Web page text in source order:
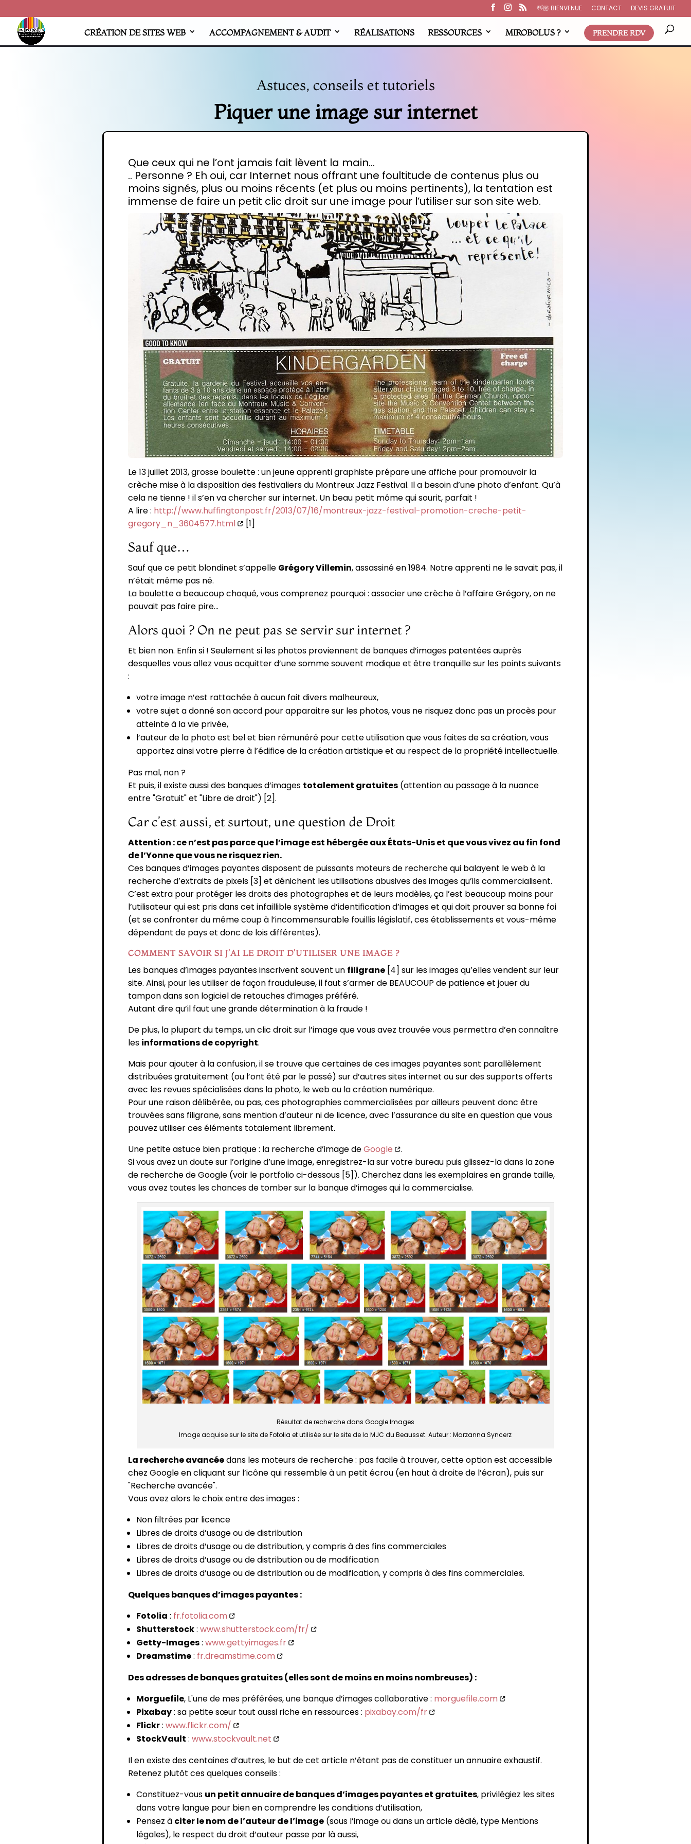
👋🏼​ BIENVENUE CONTACT DEVIS GRATUIT
CRÉATION DE SITES WEB ACCOMPAGNEMENT & AUDIT RÉALISATIONS RESSOURCES MIROBOLUS ? PRENDRE RDV
Astuces, conseils et tutoriels
Piquer une image sur internet
Que ceux qui ne l’ont jamais fait lèvent la main…
.. Personne ? Eh oui, car Internet nous offrant une foultitude de contenus plus ou
moins signés, plus ou moins récents (et plus ou moins pertinents), la tentation est
immense de faire un petit clic droit sur une image pour l’utiliser sur son site web.
Le 13 juillet 2013, grosse boulette : un jeune apprenti graphiste prépare une affiche pour promouvoir la
crèche mise à la disposition des festivaliers du Montreux Jazz Festival. Il a besoin d’une photo d’enfant. Qu’à
cela ne tienne ! il s’en va chercher sur internet. Un beau petit môme qui sourit, parfait !
A lire : http://www.huffingtonpost.fr/2013/07/16/montreux-jazz-festival-promotion-creche-petit-
gregory_n_3604577.html
[1]
Sauf que…
Sauf que ce petit blondinet s’appelle Grégory Villemin, assassiné en 1984. Notre apprenti ne le savait pas, il
n’était même pas né.
La boulette a beaucoup choqué, vous comprenez pourquoi : associer une crèche à l’affaire Grégory, on ne
pouvait pas faire pire…
Alors quoi ? On ne peut pas se servir sur internet ?
Et bien non. Enfin si ! Seulement si les photos proviennent de banques d’images patentées auprès
desquelles vous allez vous acquitter d’une somme souvent modique et être tranquille sur les points suivants
:
votre image n’est rattachée à aucun fait divers malheureux,
votre sujet a donné son accord pour apparaitre sur les photos, vous ne risquez donc pas un procès pour
atteinte à la vie privée,
l’auteur de la photo est bel et bien rémunéré pour cette utilisation que vous faites de sa création, vous
apportez ainsi votre pierre à l’édifice de la création artistique et au respect de la propriété intellectuelle.
Pas mal, non ?
Et puis, il existe aussi des banques d’images totalement gratuites(attention au passage à la nuance
entre "Gratuit" et "Libre de droit") [2].
Car c’est aussi, et surtout, une question de Droit
Attention : ce n’est pas parce que l’image est hébergée aux États-Unis et que vous vivez au fin fond
de l’Yonne que vous ne risquez rien.
Ces banques d’images payantes disposent de puissants moteurs de recherche qui balayent le web à la
recherche d’extraits de pixels [3] et dénichent les utilisations abusives des images qu’ils commercialisent.
C’est extra pour protéger les droits des photographes et de leurs modèles, ça l’est beaucoup moins pour
l’utilisateur qui est pris dans cet infaillible système d’identification d’images et qui doit prouver sa bonne foi
(et se confronter du même coup à l’incommensurable fouillis législatif, ces établissements et vous-même
dépendant de pays et donc de lois différentes).
COMMENT SAVOIR SI J’AI LE DROIT D’UTILISER UNE IMAGE ?
Les banques d’images payantes inscrivent souvent un filigrane[4] sur les images qu’elles vendent sur leur
site. Ainsi, pour les utiliser de façon frauduleuse, il faut s’armer de BEAUCOUP de patience et jouer du
tampon dans son logiciel de retouches d’images préféré.
Autant dire qu’il faut une grande détermination à la fraude !
De plus, la plupart du temps, un clic droit sur l’image que vous avez trouvée vous permettra d’en connaître
les informations de copyright.
Mais pour ajouter à la confusion, il se trouve que certaines de ces images payantes sont parallèlement
distribuées gratuitement (ou l’ont été par le passé) sur d’autres sites internet ou sur des supports offerts
avec les revues spécialisées dans la photo, le web ou la création numérique.
Pour une raison délibérée, ou pas, ces photographies commercialisées par ailleurs peuvent donc être
trouvées sans filigrane, sans mention d’auteur ni de licence, avec l’assurance du site en question que vous
pouvez utiliser ces éléments totalement librement.
Une petite astuce bien pratique : la recherche d’image deGoogle
.
Si vous avez un doute sur l’origine d’une image, enregistrez-la sur votre bureau puis glissez-la dans la zone
de recherche de Google (voir le portfolio ci-dessous [5]). Cherchez dans les exemplaires en grande taille,
vous avez toutes les chances de tomber sur la banque d’images qui la commercialise.
Résultat de recherche dans Google Images
Image acquise sur le site de Fotolia et utilisée sur le site de la MJC du Beausset. Auteur : Marzanna Syncerz
La recherche avancéedans les moteurs de recherche : pas facile à trouver, cette option est accessible
chez Google en cliquant sur l’icône qui ressemble à un petit écrou (en haut à droite de l’écran), puis sur
"Recherche avancée".
Vous avez alors le choix entre des images :
Non filtrées par licence
Libres de droits d’usage ou de distribution
Libres de droits d’usage ou de distribution, y compris à des fins commerciales
Libres de droits d’usage ou de distribution ou de modification
Libres de droits d’usage ou de distribution ou de modification, y compris à des fins commerciales.
Quelques banques d’images payantes :
Fotolia : fr.fotolia.com
Shutterstock: www.shutterstock.com/fr/
Getty-Images: www.gettyimages.fr
Dreamstime: fr.dreamstime.com
Des adresses de banques gratuites (elles sont de moins en moins nombreuses) :
Morguefile, L'une de mes préférées, une banque d’images collaborative : morguefile.com
Pixabay: sa petite sœur tout aussi riche en ressources : pixabay.com/fr
Flickr: www.flickr.com/
StockVault : www.stockvault.net
Il en existe des centaines d’autres, le but de cet article n’étant pas de constituer un annuaire exhaustif.
Retenez plutôt ces quelques conseils :
Constituez-vous un petit annuaire de banques d’images payantes et gratuites, privilégiez les sites
dans votre langue pour bien en comprendre les conditions d’utilisation,
Pensez à citer le nom de l’auteur de l’image(sous l’image ou dans un article dédié, type Mentions
légales), le respect du droit d’auteur passe par là aussi,